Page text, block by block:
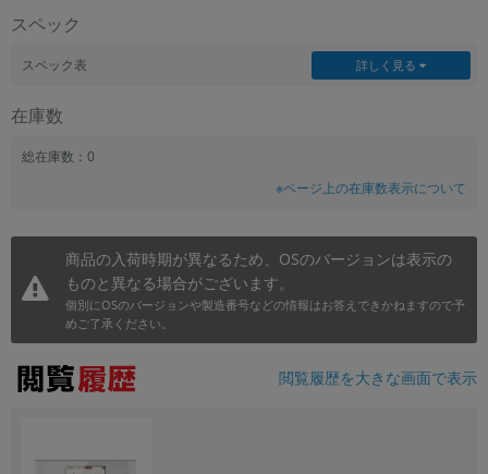
スペック
スペック表 詳しく見る
在庫数
総在庫数：0
※ページ上の在庫数表示について
商品の入荷時期が異なるため、OSのバージョンは表示の
ものと異なる場合がございます。
個別にOSのバージョンや製造番号などの情報はお答えできかねますので予
めご了承ください。
閲覧履歴を大きな画面で表示
OS
OSの絞り込み
モニタサイズ
価格